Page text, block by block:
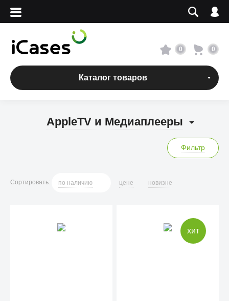
Вход
Сервисный центр
О магазине
Адреса магазинов
0 0
Каталог товаров
AppleTV и Медиаплееры
Фильтр
Сортировать: по наличию цене новизне
хит